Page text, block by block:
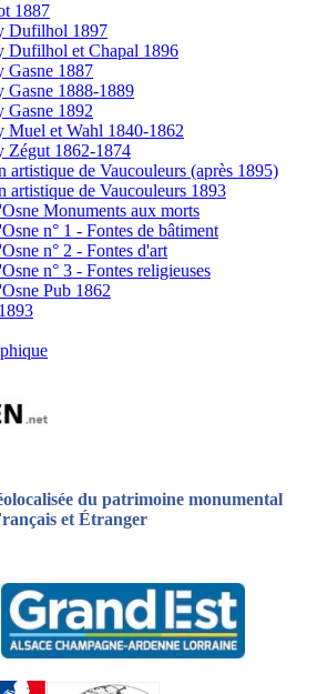
1887
Dufilhol 1897
Dufilhol et Chapal 1896
Gasne 1887
Gasne 1888-1889
Gasne 1892
Muel et Wahl 1840-1862
Zégut 1862-1874
artistique de Vaucouleurs (après 1895)
artistique de Vaucouleurs 1893
Monuments aux morts
n° 1 - Fontes de bâtiment
n° 2 - Fontes d'art
n° 3 - Fontes religieuses
Pub 1862
du patrimoine monumental
et Étranger